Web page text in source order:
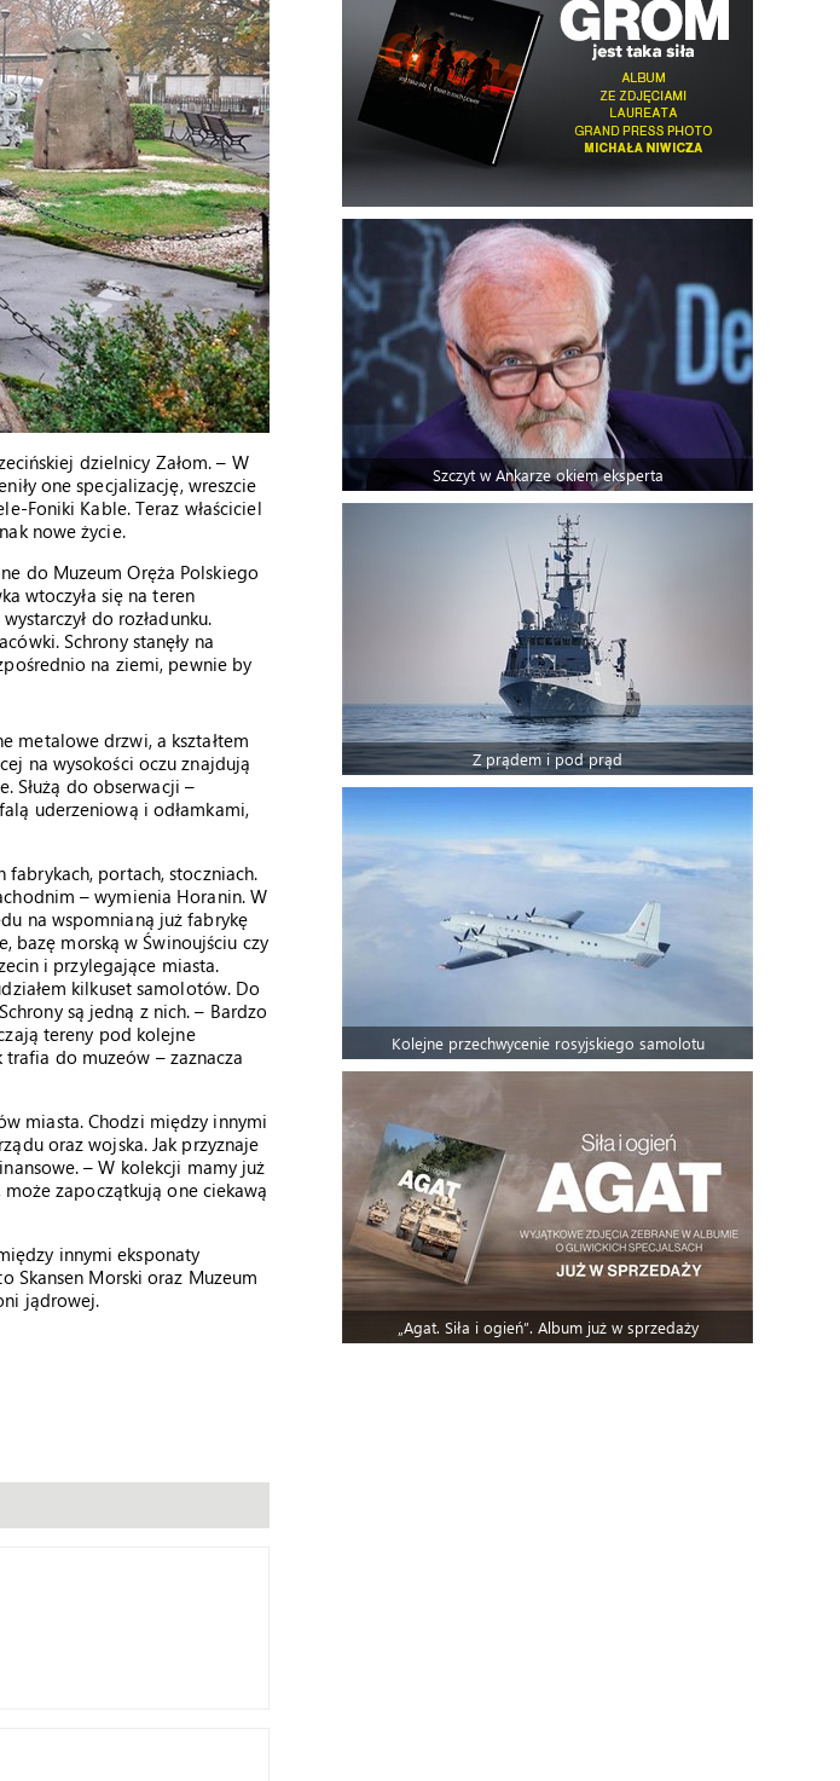
dzielnicy Załom. – W
one specjalizację, wreszcie
Foniki Kable. Teraz właściciel
nowe życie.
do Muzeum Oręża Polskiego
wtoczyła się na teren
do rozładunku.
Schrony stanęły na
na ziemi, pewnie by
metalowe drzwi, a kształtem
na wysokości oczu znajdują
Służą do obserwacji –
uderzeniową i odłamkami,
fabrykach, portach, stoczniach.
– wymienia Horanin. W
na wspomnianą już fabrykę
bazę morską w Świnoujściu czy
i przylegające miasta.
kilkuset samolotów. Do
są jedną z nich. – Bardzo
tereny pod kolejne
do muzeów – zaznacza
miasta. Chodzi między innymi
oraz wojska. Jak przyznaje
– W kolekcji mamy już
może zapoczątkują one ciekawą
innymi eksponaty
Skansen Morski oraz Muzeum
jądrowej.
Szczyt w Ankarze okiem eksperta
Z prądem i pod prąd
Kolejne przechwycenie rosyjskiego samolotu
„Agat. Siła i ogień”. Album już w sprzedaży